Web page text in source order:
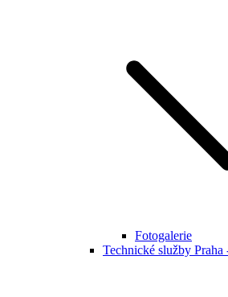
Fotogalerie
Technické služby Praha